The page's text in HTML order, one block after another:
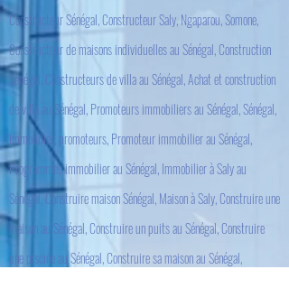
Constructeur Sénégal, Constructeur Saly, Ngaparou, Somone,
Constructeur de maisons individuelles au Sénégal, Construction
Sénégal, Constructeurs de villa au Sénégal, Achat et construction
de villa au Sénégal, Promoteurs immobiliers au Sénégal, Sénégal,
Immobilier, promoteurs, Promoteur immobilier au Sénégal,
Programmes immobilier au Sénégal, Immobilier à Saly au
Sénégal, Construire maison Sénégal, Maison à Saly, Construire une
maison au Sénégal, Construire un puits au Sénégal, Construire
une piscine au Sénégal, Construire sa maison au Sénégal,